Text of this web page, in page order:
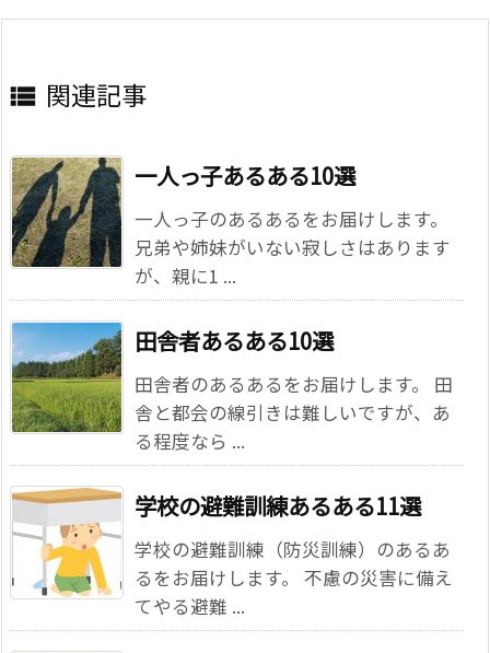
 関連記事
一人っ子あるある10選
一人っ子のあるあるをお届けします。
兄弟や姉妹がいない寂しさはあります
が、親に1 ...
田舎者あるある10選
田舎者のあるあるをお届けします。 田
舎と都会の線引きは難しいですが、あ
る程度なら ...
学校の避難訓練あるある11選
学校の避難訓練（防災訓練）のあるあ
るをお届けします。 不慮の災害に備え
てやる避難 ...